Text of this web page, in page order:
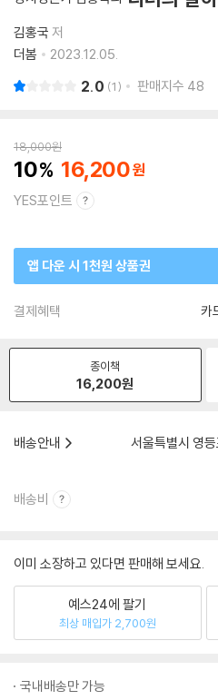
김홍국 저
더봄
2023.12.05.
2.0 1 판매지수 48
18,000원
10 16,200
YES포인트
앱 다운 시 1천원 상품권
결제혜택 카
종이책
16,200원
배송안내
서울특별시 영
배송비
이미 소장하고 있다면 판매해 보세요.
예스24에 팔기
최상 매입가 2,700원
국내배송만 가능